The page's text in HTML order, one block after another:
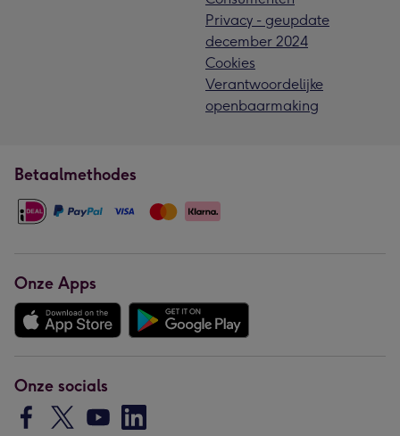
Privacy - geupdate
december 2024
Cookies
Verantwoordelijke
openbaarmaking
Betaalmethodes
Onze Apps
Onze socials